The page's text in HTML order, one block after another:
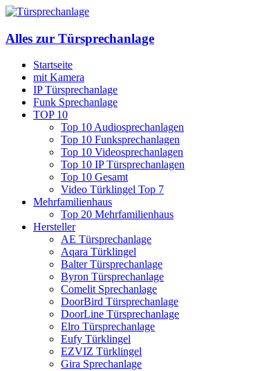
Alles zur Türsprechanlage
Startseite
mit Kamera
IP Türsprechanlage
Funk Sprechanlage
TOP 10
Top 10 Audiosprechanlagen
Top 10 Funksprechanlagen
Top 10 Videosprechanlagen
Top 10 IP Türsprechanlagen
Top 10 Gesamt
Video Türklingel Top 7
Mehrfamilienhaus
Top 20 Mehrfamilienhaus
Hersteller
AE Türsprechanlage
Aqara Türklingel
Balter Türsprechanlage
Byron Türsprechanlage
Comelit Sprechanlage
DoorBird Türsprechanlage
DoorLine Türsprechanlage
Elro Türsprechanlage
Eufy Türklingel
EZVIZ Türklingel
Gira Sprechanlage